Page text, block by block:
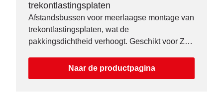
trekontlastingsplaten
Afstandsbussen voor meerlaagse montage van
trekontlastingsplaten, wat de
pakkingsdichtheid verhoogt. Geschikt voor ZL-,
Naar de productpagina